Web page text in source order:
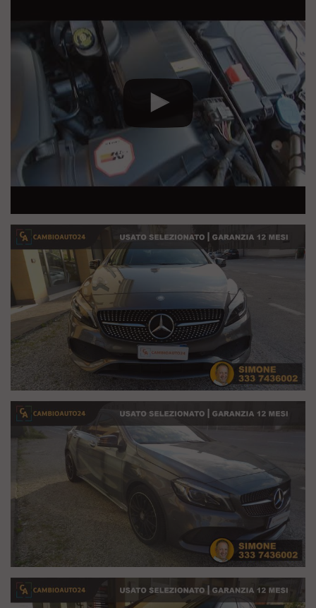
Auto visionabile solo su appuntamento a Fontaniva (PD)
Quest'auto ha superato i nostri test di qualità e la proponiamo con
4 Garanzie Incluse:
Garanzia Informazioni
Tutte le informazioni che leggi nella scheda
del veicolo sul nostro sito le ho verificate personalmente
Garanzia Guasti Avrai 12 mesi di garanzia valida in tutta Europa
Garanzia Soccorso StradaleIn caso di guasti avrai a disposizione il
soccorso stradale 24 ore al giorno, 7 giorni su 7, per 12 mesi in
Garanzia AcquistoMai più fregature, a tutte le pratiche burocratiche
ci penseremo noi.
I Nostri Servizi:
Assicurazioni: Incendio-Furto-Atti Vandalici-Eventi Naturali -Kasko
anche senza franchigia
Estensioni Garanzia Guasti da 12 a 60 Mesi
Finanziamenti Fino a 84 mesi
n.b. La dotazione tecnica e gli optional presenti in annuncio sono
stati opzionati in modo attento e accurato, tuttavia potrebbero in
alcuni casi differire dall'equipaggiamento della vettura.
Cambioauto24 declina ogni responsabilità per eventuali
imprecisioni involontarie che non rappresentano un impegno
contrattuale, ma solo informativo.